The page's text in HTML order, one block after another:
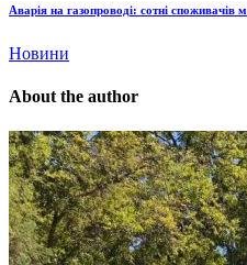
Аварія на газопроводі: сотні споживачів
Новини
About the author